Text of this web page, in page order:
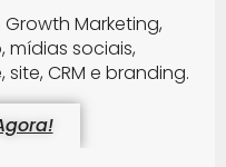
Marketing,
sociais,
CRM e branding.